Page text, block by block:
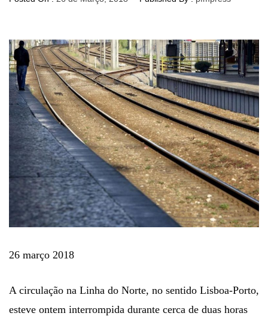
26 março 2018
A circulação na Linha do Norte, no sentido Lisboa-Porto,
esteve ontem interrompida durante cerca de duas horas